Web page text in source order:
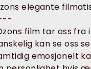
elegante
film tar oss
kan se oss
emosjonelt